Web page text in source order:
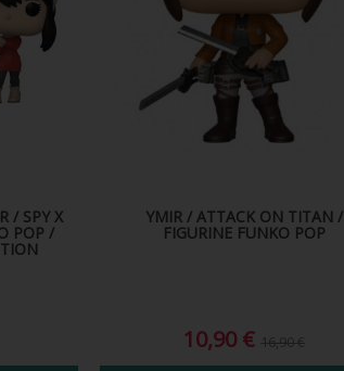
/ SPY X
POP /
YMIR / ATTACK ON TITAN /
FIGURINE FUNKO POP
10,90 € 16,90 €